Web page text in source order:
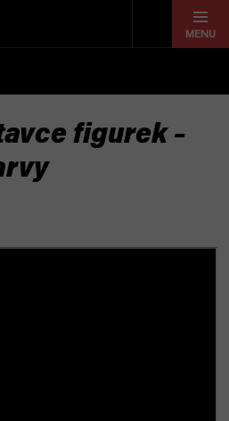
figurek –